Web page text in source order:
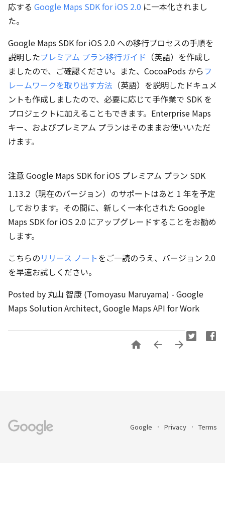
応する Google Maps SDK for iOS 2.0 に一本化されまし
た。
Google Maps SDK for iOS 2.0 への移行プロセスの手順を
説明したプレミアム プラン移行ガイド （英語）を作成し
ましたので、ご確認ください。また、CocoaPods からフ
レームワークを取り出す方法 （英語）を説明したドキュメ
ントも作成しましたので、必要に応じて手作業で SDK を
プロジェクトに加えることもできます。Enterprise Maps
キー、およびプレミアム プランはそのままお使いいただ
けます。
注意Google Maps SDK for iOS プレミアム プラン SDK
1.13.2（現在のバージョン）のサポートはあと 1 年を予定
しております。その間に、新しく一本化された Google
Maps SDK for iOS 2.0 にアップグレードすることをお勧め
します。
こちらのリリース ノートをご一読のうえ、バージョン 2.0
を早速お試しください。
Posted by 丸山 智康 (Tomoyasu Maruyama) - Google
Maps Solution Architect, Google Maps API for Work
  
Google Privacy Terms